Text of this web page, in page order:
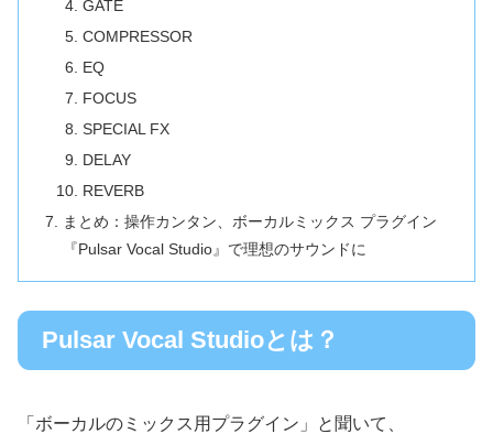
GATE
COMPRESSOR
EQ
FOCUS
SPECIAL FX
DELAY
REVERB
まとめ：操作カンタン、ボーカルミックス プラグイン
『Pulsar Vocal Studio』で理想のサウンドに
Pulsar Vocal Studioとは？
「ボーカルのミックス用プラグイン」と聞いて、